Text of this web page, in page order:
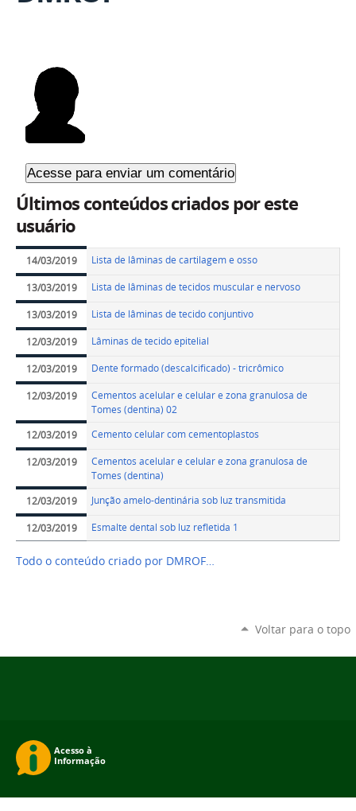
Últimos conteúdos criados por este
usuário
14/03/2019 Lista de lâminas de cartilagem e osso
13/03/2019 Lista de lâminas de tecidos muscular e nervoso
13/03/2019 Lista de lâminas de tecido conjuntivo
12/03/2019 Lâminas de tecido epitelial
12/03/2019 Dente formado (descalcificado) - tricrômico
12/03/2019
Cementos acelular e celular e zona granulosa de
Tomes (dentina) 02
12/03/2019
Cemento celular com cementoplastos
12/03/2019
Cementos acelular e celular e zona granulosa de
Tomes (dentina)
12/03/2019
Junção amelo-dentinária sob luz transmitida
12/03/2019 Esmalte dental sob luz refletida 1
Todo o conteúdo criado por DMROF…
Voltar para o topo